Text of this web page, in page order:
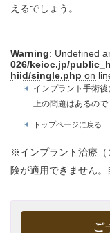
えるでしょう。
Warning: Undefined
026/keioc.jp/
hiid/single.php on
インプラント手術後
上の問題はあるので
トップページに戻る
※インプラント治療（
険が適用できません。